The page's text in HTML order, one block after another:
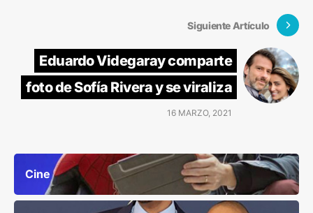
Siguiente Artículo
Eduardo Videgaray comparte
foto de Sofía Rivera y se viraliza
16 MARZO, 2021
Cine